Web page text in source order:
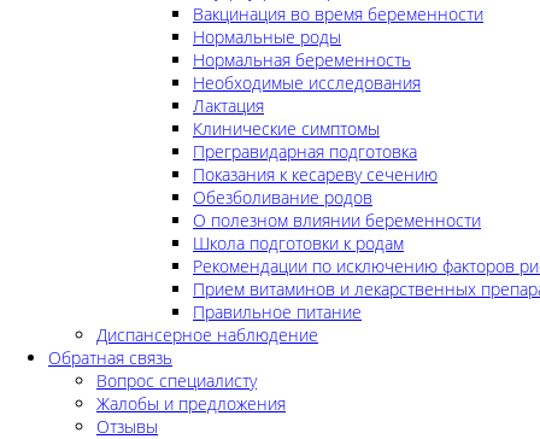
Вакцинация во время беременности
Нормальные роды
Нормальная беременность
Необходимые исследования
Лактация
Клинические симптомы
Прегравидарная подготовка
Показания к кесареву сечению
Обезболивание родов
О полезном влиянии беременности
Школа подготовки к родам
Рекомендации по исключению факторов
Прием витаминов и лекарственных
Правильное питание
Диспансерное наблюдение
Обратная связь
Вопрос специалисту
Жалобы и предложения
Отзывы